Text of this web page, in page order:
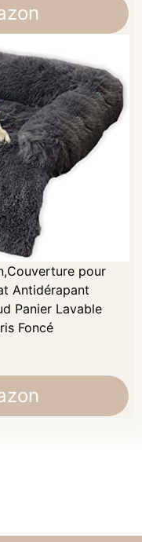
pour
Antidérapant
Panier Lavable
Foncé